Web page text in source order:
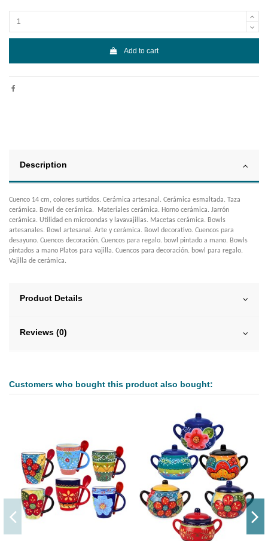
Add to cart
Description
Cuenco 14 cm, colores surtidos. Cerámica artesanal. Cerámica esmaltada. Taza
cerámica. Bowl de cerámica. Materiales cerámica. Horno cerámica. Jarrón
cerámica. Utilidad en microondas y lavavajillas. Macetas cerámica. Bowls
artesanales. Bowl artesanal. Arte y cerámica. Bowl decorativo. Cuencos para
desayuno. Cuencos decoración. Cuencos para regalo. bowl pintado a mano. Bowls
pintados a mano Platos para vajilla. Cuencos para decoración. bowl para regalo.
Vajilla de cerámica.
Product Details
Reviews (0)
Customers who bought this product also bought: